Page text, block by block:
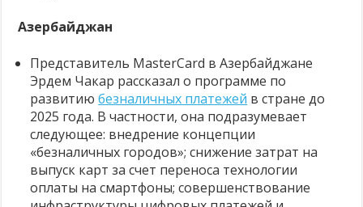
Азербайджан
Представитель MasterCard в Азербайджане
Эрдем Чакар рассказал о программе по
развитиюбезналичных платежей в стране до
2025 года. В частности, она подразумевает
следующее: внедрение концепции
«безналичных городов»; снижение затрат на
выпуск карт за счет переноса технологии
оплаты на смартфоны; совершенствование